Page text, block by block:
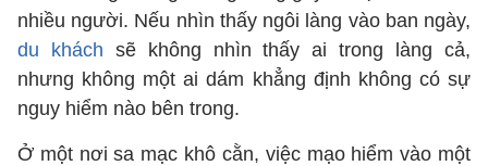
nhiều người. Nếu nhìn thấy ngôi làng vào ban ngày,
du khách sẽ không nhìn thấy ai trong làng cả,
nhưng không một ai dám khẳng định không có sự
nguy hiểm nào bên trong.
Ở một nơi sa mạc khô cằn, việc mạo hiểm vào một